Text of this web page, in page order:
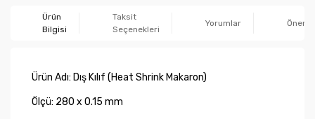
Ürün
Bilgisi
Taksit
Seçenekleri
Yorumlar
Ürün Adı: Dış Kılıf (Heat Shrink Makaron)
Ölçü: 280 x 0.15 mm